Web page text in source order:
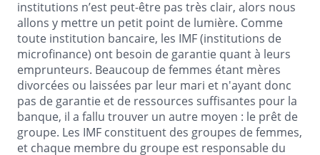
institutions n’est peut-être pas très clair, alors nous
allons y mettre un petit point de lumière. Comme
toute institution bancaire, les IMF (institutions de
microfinance) ont besoin de garantie quant à leurs
emprunteurs. Beaucoup de femmes étant mères
divorcées ou laissées par leur mari et n'ayant donc
pas de garantie et de ressources suffisantes pour la
banque, il a fallu trouver un autre moyen : le prêt de
groupe. Les IMF constituent des groupes de femmes,
et chaque membre du groupe est responsable du